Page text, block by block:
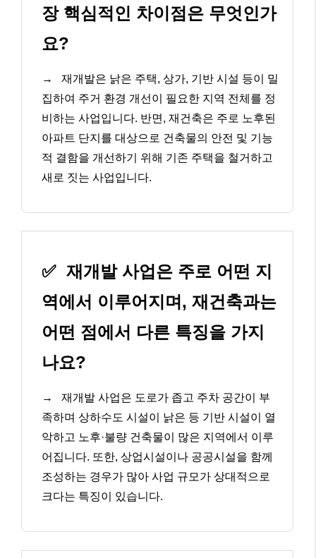
장 핵심적인 차이점은 무엇인가
요?
→
재개발은 낡은 주택, 상가, 기반 시설 등이 밀
집하여 주거 환경 개선이 필요한 지역 전체를 정
비하는 사업입니다. 반면, 재건축은 주로 노후된
아파트 단지를 대상으로 건축물의 안전 및 기능
적 결함을 개선하기 위해 기존 주택을 철거하고
새로 짓는 사업입니다.
✅ 재개발 사업은 주로 어떤 지
역에서 이루어지며, 재건축과는
어떤 점에서 다른 특징을 가지
나요?
→
재개발 사업은 도로가 좁고 주차 공간이 부
족하며 상하수도 시설이 낡은 등 기반 시설이 열
악하고 노후·불량 건축물이 많은 지역에서 이루
어집니다. 또한, 상업시설이나 공공시설을 함께
조성하는 경우가 많아 사업 규모가 상대적으로
크다는 특징이 있습니다.